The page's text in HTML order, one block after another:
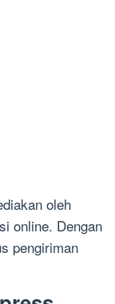
oleh
online. Dengan
pengiriman